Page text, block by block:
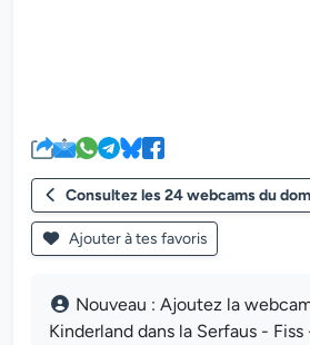
Consultez les 24 webcams du
Ajouter à tes favoris
Nouveau : Ajoutez la
Kinderland dans la Serfaus - Fiss